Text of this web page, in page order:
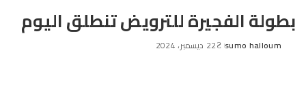
بطولة الفجيرة للترويض تنطلق اليوم
Posted
sumo halloum 22 ديسمبر، 2024